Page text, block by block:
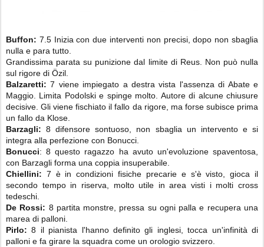
Buffon: 7.5 Inizia con due interventi non precisi, dopo non sbaglia
nulla e para tutto.
Grandissima parata su punizione dal limite di Reus. Non può nulla
sul rigore di Özil.
Balzaretti: 7 viene impiegato a destra vista l'assenza di Abate e
Maggio. Limita Podolski e spinge molto. Autore di alcune chiusure
decisive. Gli viene fischiato il fallo da rigore, ma forse subisce prima
un fallo da Klose.
Barzagli: 8 difensore sontuoso, non sbaglia un intervento e si
integra alla perfezione con Bonucci.
Bonucci: 8 questo ragazzo ha avuto un'evoluzione spaventosa,
con Barzagli forma una coppia insuperabile.
Chiellini: 7 è in condizioni fisiche precarie e s'è visto, gioca il
secondo tempo in riserva, molto utile in area visti i molti cross
tedeschi.
De Rossi: 8 partita monstre, pressa su ogni palla e recupera una
marea di palloni.
Pirlo: 8 il pianista l'hanno definito gli inglesi, tocca un'infinità di
palloni e fa girare la squadra come un orologio svizzero.